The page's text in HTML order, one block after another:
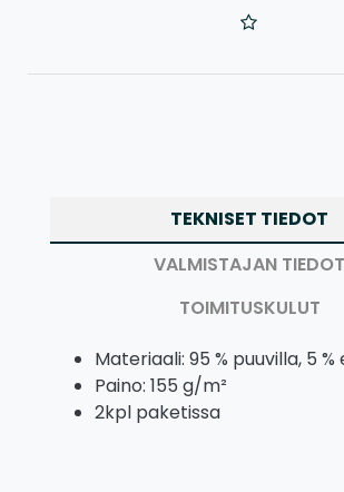
TEKNISET TIEDOT
VALMISTAJAN TIEDOT
TOIMITUSKULUT
Materiaali: 95 % puuvilla, 5
Paino: 155 g/m²
2kpl paketissa